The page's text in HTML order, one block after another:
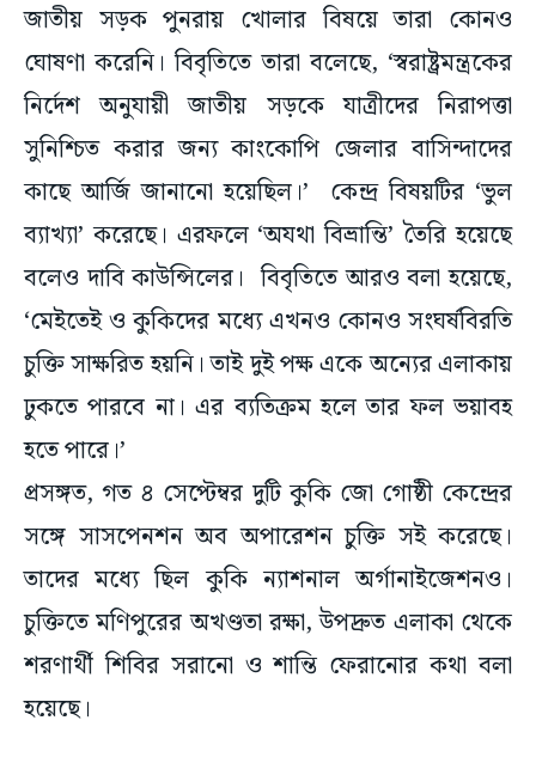
জাতীয় সড়ক পুনরায় খোলার বিষয়ে তারা কোনও
ঘোষণা করেনি। বিবৃতিতে তারা বলেছে, ‘স্বরাষ্ট্রমন্ত্রকের
নির্দেশ অনুযায়ী জাতীয় সড়কে যাত্রীদের নিরাপত্তা
সুনিশ্চিত করার জন্য কাংকোপি জেলার বাসিন্দাদের
কাছে আর্জি জানানো হয়েছিল।’ কেন্দ্র বিষয়টির ‘ভুল
ব্যাখ্যা’ করেছে। এরফলে ‘অযথা বিভ্রান্তি’ তৈরি হয়েছে
বলেও দাবি কাউন্সিলের। বিবৃতিতে আরও বলা হয়েছে,
‘মেইতেই ও কুকিদের মধ্যে এখনও কোনও সংঘর্ষবিরতি
চুক্তি সাক্ষরিত হয়নি। তাই দুই পক্ষ একে অন্যের এলাকায়
ঢুকতে পারবে না। এর ব্যতিক্রম হলে তার ফল ভয়াবহ
হতে পারে।’
প্রসঙ্গত, গত ৪ সেপ্টেম্বর দুটি কুকি জো গোষ্ঠী কেন্দ্রের
সঙ্গে সাসপেনশন অব অপারেশন চুক্তি সই করেছে।
তাদের মধ্যে ছিল কুকি ন্যাশনাল অর্গানাইজেশনও।
চুক্তিতে মণিপুরের অখণ্ডতা রক্ষা, উপদ্রুত এলাকা থেকে
শরণার্থী শিবির সরানো ও শান্তি ফেরানোর কথা বলা
হয়েছে।